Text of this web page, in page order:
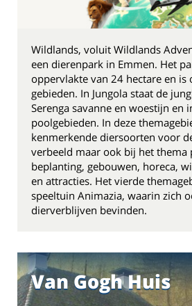
Wildlands, voluit Wildlands
een dierenpark in Emmen. Het
oppervlakte van 24 hectare en is
gebieden. In Jungola staat de
Serenga savanne en woestijn en
poolgebieden. In deze
kenmerkende diersoorten voor
verbeeld maar ook bij het thema
beplanting, gebouwen, horeca,
en attracties. Het vierde
speeltuin Animazia, waarin zich
dierverblijven bevinden.
Van Gogh Huis